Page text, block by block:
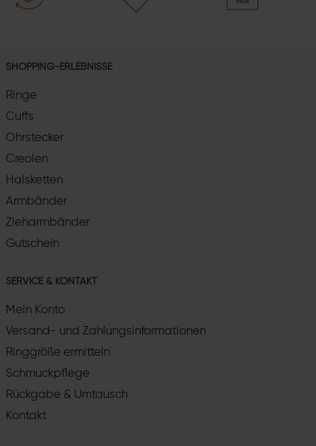
SHOPPING-ERLEBNISSE
Ringe
Cuffs
Ohrstecker
Creolen
Halsketten
Armbänder
Zieharmbänder
Gutschein
SERVICE & KONTAKT
Mein Konto
Versand- und Zahlungsinformationen
Ringgröße ermitteln
Schmuckpflege
Rückgabe & Umtausch
Kontakt